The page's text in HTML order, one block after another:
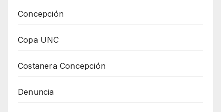
Concepción
Copa UNC
Costanera Concepción
Denuncia